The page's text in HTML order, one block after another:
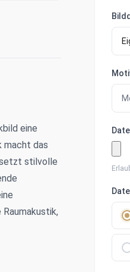
eine
macht das
setzt stilvolle